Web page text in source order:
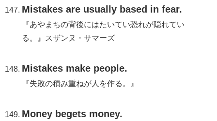
Mistakes are usually based in fear.
『あやまちの背後にはたいてい恐れが隠れてい
る。』スザンヌ・サマーズ
Mistakes make people.
『失敗の積み重ねが人を作る。』
Money begets money.